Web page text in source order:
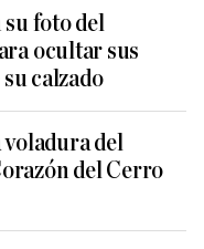
su foto del
ocultar sus
calzado
voladura del
del Cerro